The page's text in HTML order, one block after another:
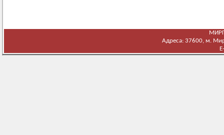
Адреса: 37600, м.